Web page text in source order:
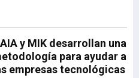
para Universidades
En esta clasificación,
Herriko Unibertsitatea
ocupa el puesto 358 entre
y MIK desarrollan una
para ayudar a
empresas tecnológicas